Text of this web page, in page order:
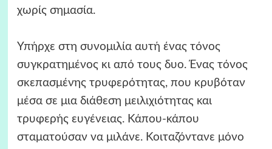
χωρίς σημασία.
Υπήρχε στη συνομιλία αυτή ένας τόνος
συγκρατημένος κι από τους δυο. Ένας τόνος
σκεπασμένης τρυφερότητας, που κρυβόταν
μέσα σε μια διάθεση μειλιχιότητας και
τρυφερής ευγένειας. Κάπου-κάπου
σταματούσαν να μιλάνε. Κοιταζόντανε μόνο